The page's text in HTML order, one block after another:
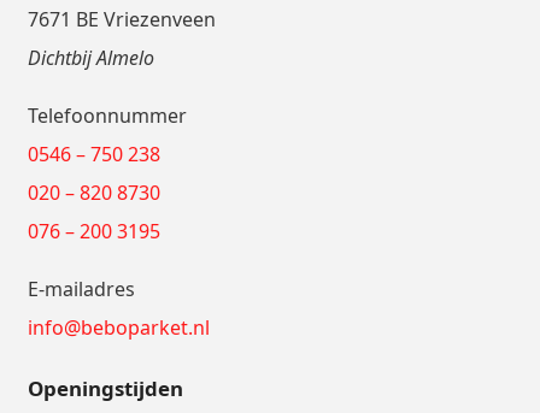
7671 BE Vriezenveen
Dichtbij Almelo
Telefoonnummer
0546 – 750 238
020 – 820 8730
076 – 200 3195
E-mailadres
info@beboparket.nl
Openingstijden